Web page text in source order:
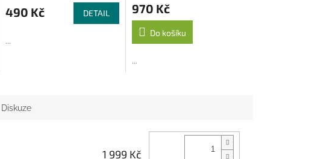
490 Kč DETAIL
...
970 Kč
Do košíku
...
Diskuze
1 999 Kč